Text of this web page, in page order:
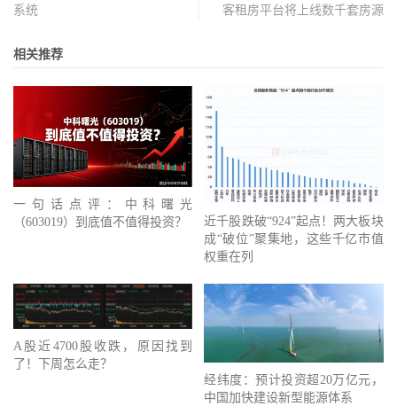
系统
客租房平台将上线数千套房源
相关推荐
一句话点评：中科曙光
（603019）到底值不值得投资？
近千股跌破“924”起点！两大板块
成“破位”聚集地，这些千亿市值
权重在列
A股近4700股收跌，原因找到
了！下周怎么走？
经纬度：预计投资超20万亿元，
中国加快建设新型能源体系